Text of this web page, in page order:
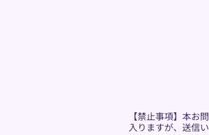
【禁止事項】本お
入りますが、送信